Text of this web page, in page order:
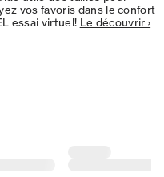
vos favoris dans le confort
essai virtuel! Le découvrir ›